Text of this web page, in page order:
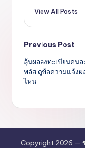
View All Posts
Post
Previous Post
ลุ้นผลลงทะเบียนคนล
พลัส ดูข้อความแจ้งผ
ไหน
Copyright 2026 —